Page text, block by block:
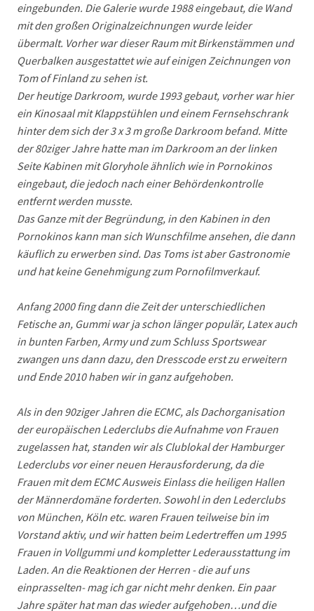
eingebunden. Die Galerie wurde 1988 eingebaut, die Wand
mit den großen Originalzeichnungen wurde leider
übermalt. Vorher war dieser Raum mit Birkenstämmen und
Querbalken ausgestattet wie auf einigen Zeichnungen von
Tom of Finland zu sehen ist.
Der heutige Darkroom, wurde 1993 gebaut, vorher war hier
ein Kinosaal mit Klappstühlen und einem Fernsehschrank
hinter dem sich der 3 x 3 m große Darkroom befand. Mitte
der 80ziger Jahre hatte man im Darkroom an der linken
Seite Kabinen mit Gloryhole ähnlich wie in Pornokinos
eingebaut, die jedoch nach einer Behördenkontrolle
entfernt werden musste.
Das Ganze mit der Begründung, in den Kabinen in den
Pornokinos kann man sich Wunschfilme ansehen, die dann
käuflich zu erwerben sind. Das Toms ist aber Gastronomie
und hat keine Genehmigung zum Pornofilmverkauf.
Anfang 2000 fing dann die Zeit der unterschiedlichen
Fetische an, Gummi war ja schon länger populär, Latex auch
in bunten Farben, Army und zum Schluss Sportswear
zwangen uns dann dazu, den Dresscode erst zu erweitern
und Ende 2010 haben wir in ganz aufgehoben.
Als in den 90ziger Jahren die ECMC, als Dachorganisation
der europäischen Lederclubs die Aufnahme von Frauen
zugelassen hat, standen wir als Clublokal der Hamburger
Lederclubs vor einer neuen Herausforderung, da die
Frauen mit dem ECMC Ausweis Einlass die heiligen Hallen
der Männerdomäne forderten. Sowohl in den Lederclubs
von München, Köln etc. waren Frauen teilweise bin im
Vorstand aktiv, und wir hatten beim Ledertreffen um 1995
Frauen in Vollgummi und kompletter Lederausstattung im
Laden. An die Reaktionen der Herren - die auf uns
einprasselten- mag ich gar nicht mehr denken. Ein paar
Jahre später hat man das wieder aufgehoben…und die